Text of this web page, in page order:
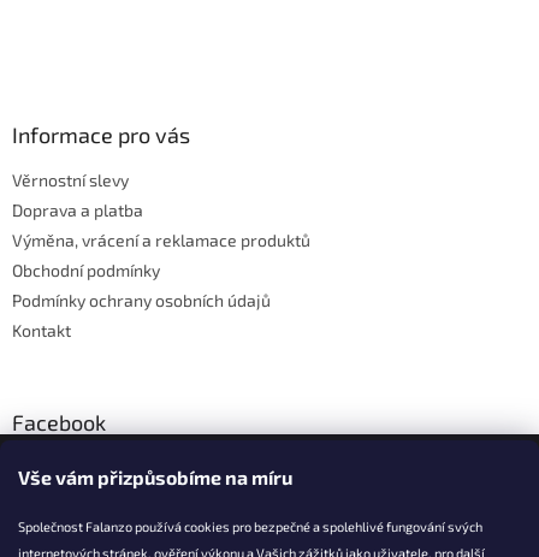
Vše vám přizpůsobíme na míru
Společnost Falanzo používá cookies pro bezpečné a spolehlivé fungování svých
internetových stránek, ověření výkonu a Vašich zážitků jako uživatele, pro další
Informace pro vás
Věrnostní slevy
Doprava a platba
Výměna, vrácení a reklamace produktů
Obchodní podmínky
Podmínky ochrany osobních údajů
Kontakt
Facebook